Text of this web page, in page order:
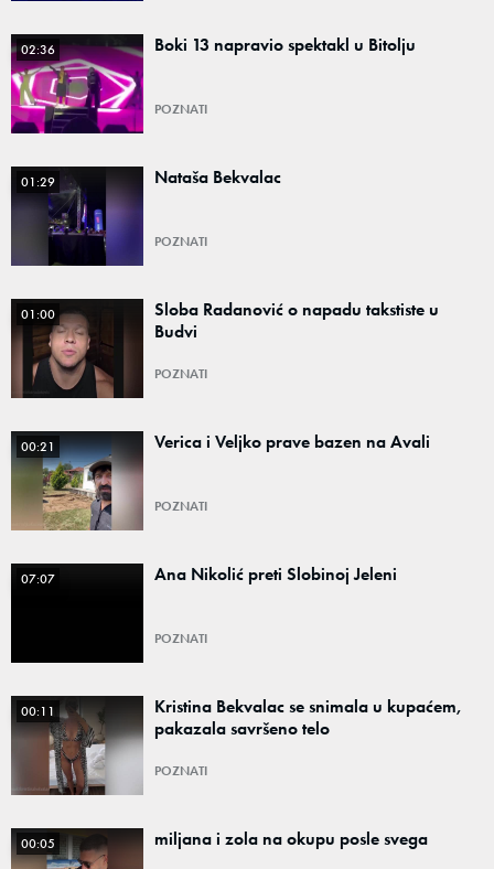
02:36 Boki 13 napravio spektakl u Bitolju
POZNATI
01:29 Nataša Bekvalac
POZNATI
01:00
Sloba Radanović o napadu takstiste u
Budvi
POZNATI
00:21 Verica i Veljko prave bazen na Avali
POZNATI
07:07 Ana Nikolić preti Slobinoj Jeleni
POZNATI
00:11
Kristina Bekvalac se snimala u kupaćem,
pakazala savršeno telo
POZNATI
00:05 miljana i zola na okupu posle svega